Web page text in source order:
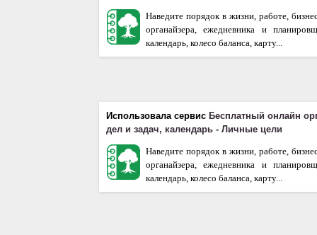
Наведите порядок в жизни, работе,
органайзера, ежедневника и
календарь, колесо баланса, карту...
Использовала сервис Бесплатный онлайн
дел и задач, календарь - Личные цели
Наведите порядок в жизни, работе,
органайзера, ежедневника и
календарь, колесо баланса, карту...